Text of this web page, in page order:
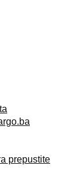
prepustite